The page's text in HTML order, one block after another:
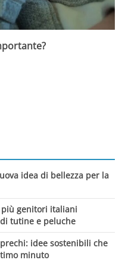
idea di bellezza per la
più genitori italiani
tutine e peluche
idee sostenibili che
minuto